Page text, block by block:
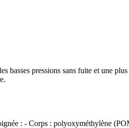
basses pressions sans fuite et une
: - Corps : polyoxyméthylène